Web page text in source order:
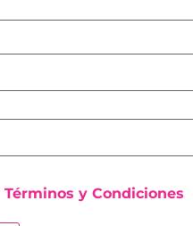
Términos y Condiciones